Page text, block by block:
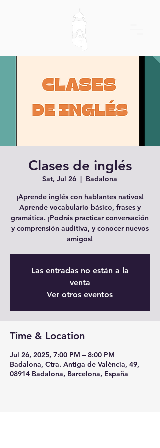
Clases de inglés
Sat, Jul 26
  |
Badalona
¡Aprende inglés con hablantes nativos!
Aprende vocabulario básico, frases y
gramática. ¡Podrás practicar conversación
y comprensión auditiva, y conocer nuevos
amigos!
Las entradas no están a la
venta
Ver otros eventos
Time & Location
Jul 26, 2025, 7:00 PM – 8:00 PM
Badalona, Ctra. Antiga de València, 49,
08914 Badalona, Barcelona, España